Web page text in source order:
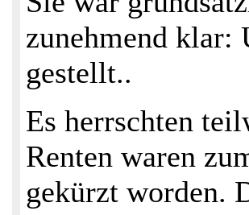
zunehmend klar:
gestellt..
Es herrschten
Renten waren
gekürzt worden.